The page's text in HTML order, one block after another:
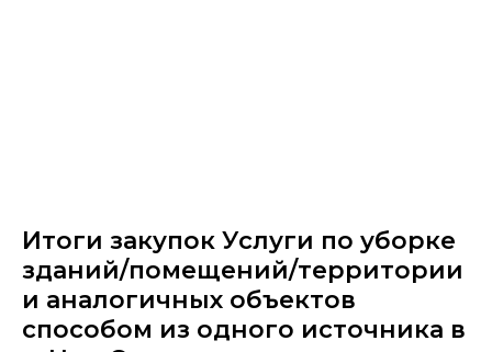
Итоги закупок Услуги по уборке
зданий/помещений/территории
и аналогичных объектов
способом из одного источника в